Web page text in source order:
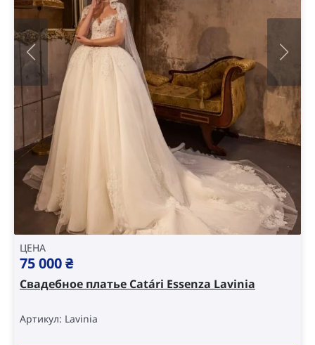
ЦЕНА
75 000₴
Свадебное платье Catári Essenza Lavinia
Артикул: Lavinia